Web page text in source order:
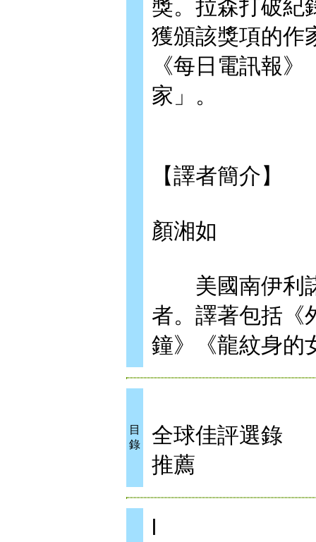
獎。拉森打破紀
獲頒該獎項的作
《每日電訊報
家」。
【譯者簡介】
顏湘如
美國南伊利諾
者。譯著包括《
鐘》《龍紋身的
目
錄
全球佳評選錄
推薦